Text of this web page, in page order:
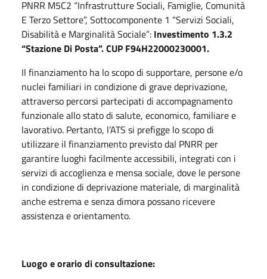
PNRR M5C2 “Infrastrutture Sociali, Famiglie, Comunità
E Terzo Settore”, Sottocomponente 1 “Servizi Sociali,
Disabilità e Marginalità Sociale”: Investimento 1.3.2
“Stazione Di Posta”. CUP F94H22000230001.
Il finanziamento ha lo scopo di supportare, persone e/o
nuclei familiari in condizione di grave deprivazione,
attraverso percorsi partecipati di accompagnamento
funzionale allo stato di salute, economico, familiare e
lavorativo. Pertanto, l’ATS si prefigge lo scopo di
utilizzare il finanziamento previsto dal PNRR per
garantire luoghi facilmente accessibili, integrati con i
servizi di accoglienza e mensa sociale, dove le persone
in condizione di deprivazione materiale, di marginalità
anche estrema e senza dimora possano ricevere
assistenza e orientamento.
Luogo e orario di consultazione: